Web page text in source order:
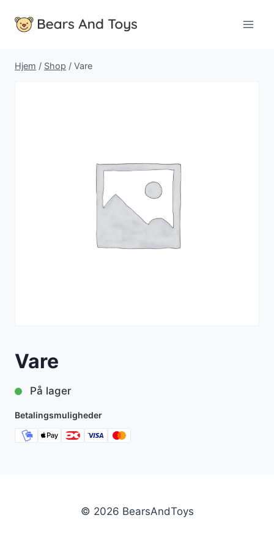
Hjem / Shop / Vare
Vare
På lager
Betalingsmuligheder
© 2026 BearsAndToys